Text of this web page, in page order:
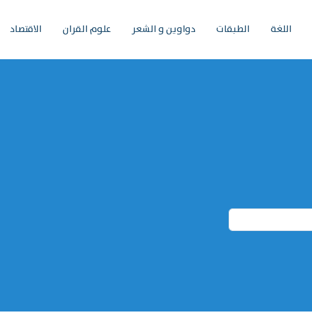
اللغة الطبقات دواوين و الشعر علوم القران الاقتصاد